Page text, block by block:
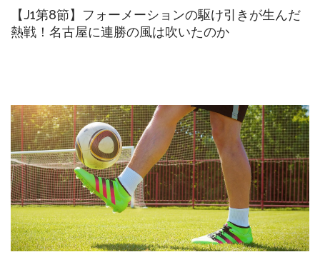
【J1第8節】フォーメーションの駆け引きが生んだ
熱戦！名古屋に連勝の風は吹いたのか